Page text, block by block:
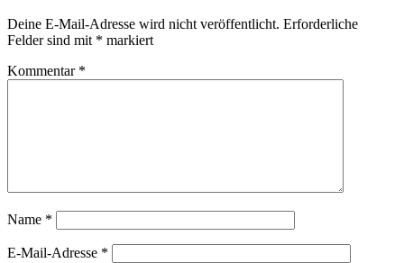
Deine E-Mail-Adresse wird nicht veröffentlicht. Erforderliche
Felder sind mit * markiert
Kommentar *
Name *
E-Mail-Adresse *